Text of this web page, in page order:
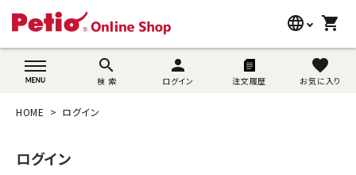
language
wovn-lang-name
shopping_cart
search
検 索
person
ログイン 注文履歴
favorite
お気に入り
search
うさぎ用品
HOME ログイン
ログイン